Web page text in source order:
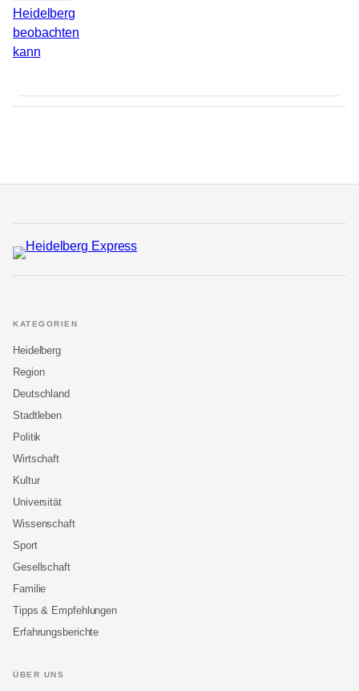
KATEGORIEN
Heidelberg
Region
Deutschland
Stadtleben
Politik
Wirtschaft
Kultur
Universität
Wissenschaft
Sport
Gesellschaft
Familie
Tipps & Empfehlungen
Erfahrungsberichte
ÜBER UNS